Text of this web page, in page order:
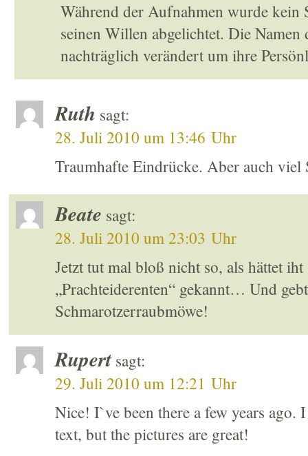
Während der Aufnahmen wurde kein
seinen Willen abgelichtet. Die Namen
nachträglich verändert um ihre
Ruth sagt:
28. Juli 2010 um 13:46 Uhr
Traumhafte Eindrücke. Aber auch viel
Beate sagt:
28. Juli 2010 um 23:03 Uhr
Jetzt tut mal bloß nicht so, als hättet
„Prachteiderenten“ gekannt… Und
Schmarotzerraubmöwe!
Rupert sagt:
29. Juli 2010 um 12:21 Uhr
Nice! I`ve been there a few years ago.
text, but the pictures are great!